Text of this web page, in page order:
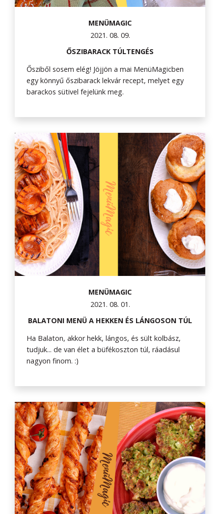
MENÜMAGIC
2021. 08. 09.
ŐSZIBARACK TÚLTENGÉS
Ősziből sosem elég! Jöjjön a mai MenüMagicben
egy könnyű őszibarack lekvár recept, melyet egy
barackos sütivel fejelünk meg.
MENÜMAGIC
2021. 08. 01.
BALATONI MENÜ A HEKKEN ÉS LÁNGOSON TÚL
Ha Balaton, akkor hekk, lángos, és sült kolbász,
tudjuk... de van élet a büfékoszton túl, ráadásul
nagyon finom. :)